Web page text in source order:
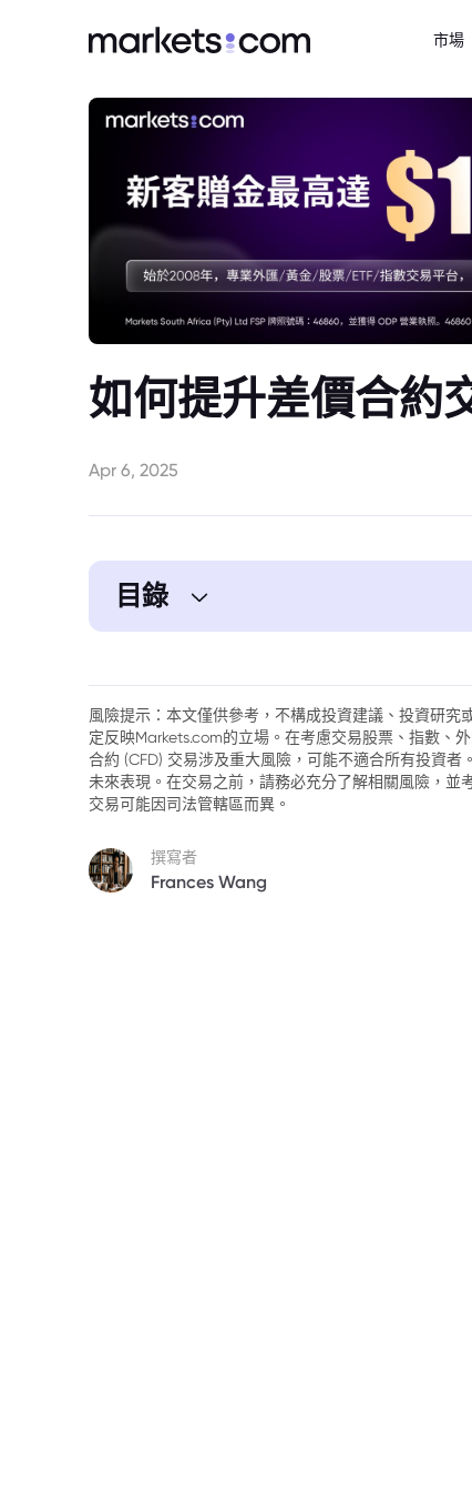
市場
如何提升差價合約
Apr 6, 2025
目錄
風險提示：本文僅供參考，不構成投資建議、投資研
定反映Markets.com的立場。在考慮交易股票、指數、
合約 (CFD) 交易涉及重大風險，可能不適合所有投資
未來表現。在交易之前，請務必充分了解相關風險，並
交易可能因司法管轄區而異。
撰寫者
Frances Wang